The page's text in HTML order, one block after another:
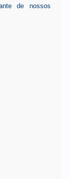
de nossos